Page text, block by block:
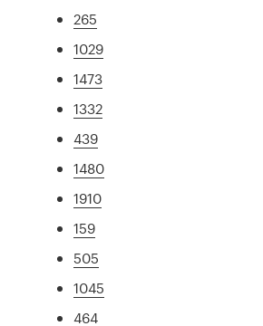
265
1029
1473
1332
439
1480
1910
159
505
1045
464